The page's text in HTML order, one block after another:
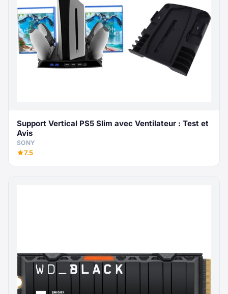
Support Vertical PS5 Slim avec Ventilateur : Test et
Avis
SONY
7.5